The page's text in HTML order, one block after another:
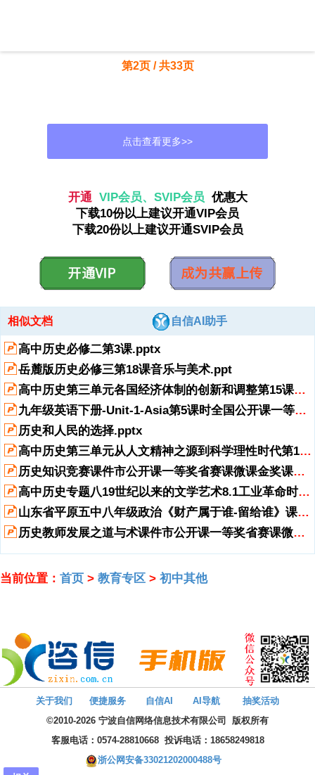
第2页 / 共33页
点击查看更多>>
单击此处编辑标题样式,单击此处编辑母版文本样式,第二级,第三级,第四
级,第五级,*,单击此处编辑母版标题样式,单击此处编辑母版文本样式,第
母版文本样式,第二级,第三级,第四级,第五级,*,单击此处编辑母版标题样
式,单击此处编辑母版文本样式,第二级,第三级,第四级,第五级,*,单击此
处编辑母版标题样式,单击此处编辑母版文本样式,第二级,第三级,第四
二级,第三级,第四级,第五级,*,单击此处编辑母版标题样式,单击此处编辑
母版文本样式,第二级,第三级,第四级,第五级,*,单击此处编辑母版标题样
式,单击此处编辑母版文本样式,第二级,第三级,第四级,第五级,*,单击此
处编辑母版标题样式,单击此处编辑母版文本样式,第二级,第三级,第四
级,第五级,*,单击此处编辑母版标题样式,单击此处编辑母版文本样式,第
二级,第三级,第四级,第五级,*,单击此处编辑母版标题样式,单击此处编辑
母版文本样式,第二级,第三级,第四级,第五级,*,单击此处编辑母版标题样
式,单击此处编辑母版文本样式,第二级,第三级,第四级,第五级,*,单击此
处编辑母版标题样式,单击此处编辑母版文本样式,第二级,第三级,第四
级,第五级,*,单击此处编辑母版标题样式,单击此处编辑母版文本样式,第
二级,第三级,第四级,第五级,*,单击此处编辑母版标题样式,单击此处编辑
母版文本样式,第二级,第三级,第四级,第五级,*,单击此处编辑母版标题样
式,单击此处编辑母版文本样式,第二级,第三级,第四级,第五级,*,单击此
处编辑母版标题样式,单击此处编辑母版文本样式,第二级,第三级,第四
级,第五级,*,单击此处编辑母版标题样式,单击此处编辑母版文本样式,第
二级,第三级,第四级,第五级,*,*,*,第十五课 三个代表,1/33,党一直,代表中
国先进生产力发展要求，,代表中国先进文化前进方向，,代表中国最广
大人民根本利益。,江泽民,2/33,社会发展规律：,生产力,是社会发展最
过程。,(,党一直代表先进生产力发展要求理论依据,),3/33,一、中国共产
需要；或表达了共富标准。）,为满足人民日益增加物质文化需
要。,5/33,详细表达：,确定“改革开放”基本国策；,确定以公有制为基
础、各种全部制经济共同发展基本经济制度；,提出并努力实现社会主义
根本任务、公有制实现形式能够多样性；,建立和发展社会主义市场经
济；,建立当代企业制度；,努力提升对外开放水平；,主动参加国际经济
合作和竞争；,实施科教兴国战略；,大力推进科技进步和技术创新
等,1,、一直代表中国先进生产力发展要求,6/33,教育是国家发展基石，
教育公平是主要社会公平。,-,温家宝总理在第十届全国人大第五次会议
设。,-,温家宝总理在十届人大三次会议上所作政府工作汇报中,为奖励在
展开阅读全文
开通 VIP会员、SVIP会员 优惠大
下载10份以上建议开通VIP会员
下载20份以上建议开通SVIP会员
相似文档 自信AI助手
高中历史必修二第3课.pptx
岳麓版历史必修三第18课音乐与美术.ppt
高中历史第三单元各国经济体制的创新和调整第15课大萧条与罗斯福新政省公开课一等奖新名师优质课获奖PP.pptx
九年级英语下册-Unit-1-Asia第5课时全国公开课一等奖百校联赛微课赛课特等奖课件.pptx
历史和人民的选择.pptx
高中历史第三单元从人文精神之源到科学理性时代第12课文艺复兴巨匠的人文风采省公开课一等奖新名师优质课.pptx
历史知识竞赛课件市公开课一等奖省赛课微课金奖课件.pptx
高中历史专题八19世纪以来的文学艺术8.1工业革命时代的浪漫情怀精讲优练课型省公开课一等奖新名师优质.pptx
山东省平原五中八年级政治《财产属于谁-留给谁》课件-人教新课标版.ppt
历史教师发展之道与术课件市公开课一等奖省赛课微课金奖课件.pptx
当前位置： 首页 > 教育专区 > 初中其他
关于我们 便捷服务 自信AI AI导航
抽奖活动
©2010-2026 宁波自信网络信息技术有限公司
版权所有
客服电话： 0574-28810668 投诉电话：18658249818
浙公网安备33021202000488号